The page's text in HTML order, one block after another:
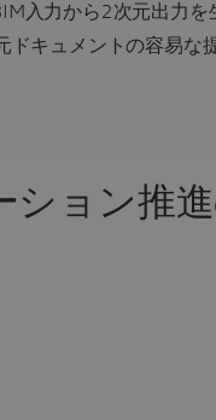
入力から2次元出力を
キュメントの容易な
ョン推進